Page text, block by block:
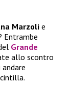
Marzoli e
Entrambe
Grande
allo scontro